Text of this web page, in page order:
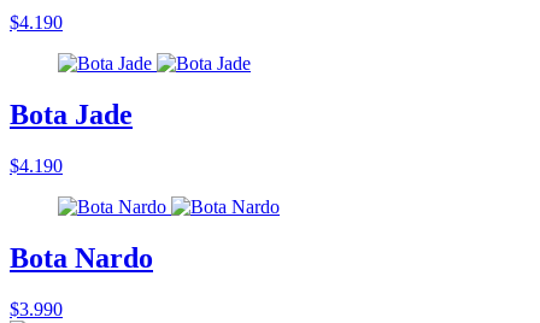
$4.190
Bota Jade
$4.190
Bota Nardo
$3.990